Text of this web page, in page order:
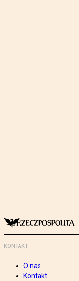
KONTAKT
O nas
Kontakt